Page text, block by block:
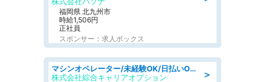
福岡県 北九州市
時給1,506円
正社員
スポンサー：求人ボックス
＞
マシンオペレーター/未経験OK/日払いOK/寮費無料/交替制/20・30・40代活躍中
株式会社綜合キャリアオプション